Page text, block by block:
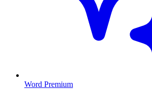
Word Premium